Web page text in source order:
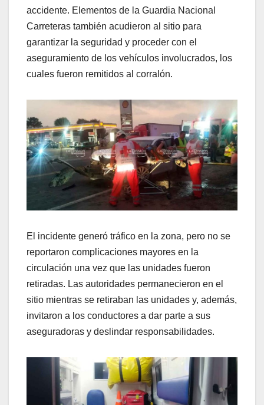
accidente. Elementos de la Guardia Nacional
Carreteras también acudieron al sitio para
garantizar la seguridad y proceder con el
aseguramiento de los vehículos involucrados, los
cuales fueron remitidos al corralón.
El incidente generó tráfico en la zona, pero no se
reportaron complicaciones mayores en la
circulación una vez que las unidades fueron
retiradas. Las autoridades permanecieron en el
sitio mientras se retiraban las unidades y, además,
invitaron a los conductores a dar parte a sus
aseguradoras y deslindar responsabilidades.